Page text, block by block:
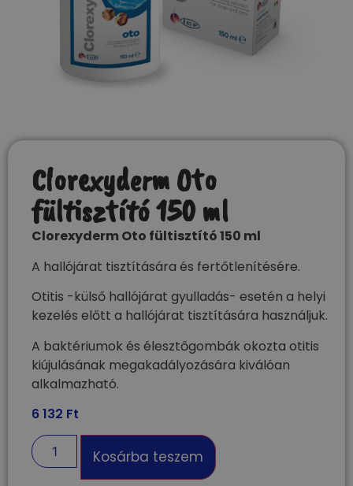
Clorexyderm Oto
fültisztító 150 ml
Clorexyderm Oto fültisztító 150 ml
A hallójárat tisztítására és fertőtlenítésére.
Otitis -külső hallójárat gyulladás- esetén a helyi
kezelés előtt a hallójárat tisztítására használjuk.
A baktériumok és élesztőgombák okozta otitis
kiújulásának megakadályozására kiválóan
alkalmazható.
6 132 Ft
Kosárba teszem